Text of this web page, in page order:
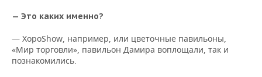
— Это каких именно?
— ХороShow, например, или цветочные павильоны,
«Мир торговли», павильон Дамира воплощали, так и
познакомились.